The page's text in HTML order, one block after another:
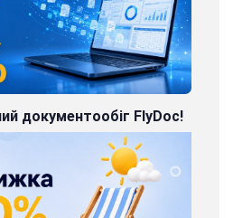
документообіг FlyDoc!